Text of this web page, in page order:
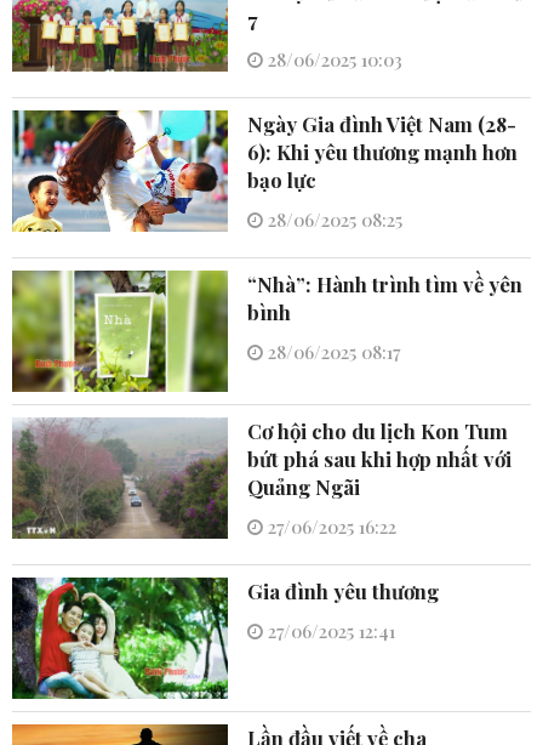
7
28/06/2025 10:03
Ngày Gia đình Việt Nam (28-
6): Khi yêu thương mạnh hơn
bạo lực
28/06/2025 08:25
“Nhà”: Hành trình tìm về yên
bình
28/06/2025 08:17
Cơ hội cho du lịch Kon Tum
bứt phá sau khi hợp nhất với
Quảng Ngãi
27/06/2025 16:22
Gia đình yêu thương
27/06/2025 12:41
Lần đầu viết về cha